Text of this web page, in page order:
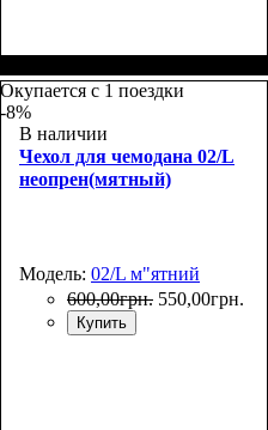
Окупается с 1 поездки
-8%
В наличии
Чехол для чемодана 02/L
неопрен(мятный)
Модель: 02/L м"ятний
600,00грн. 550,00грн.
Купить